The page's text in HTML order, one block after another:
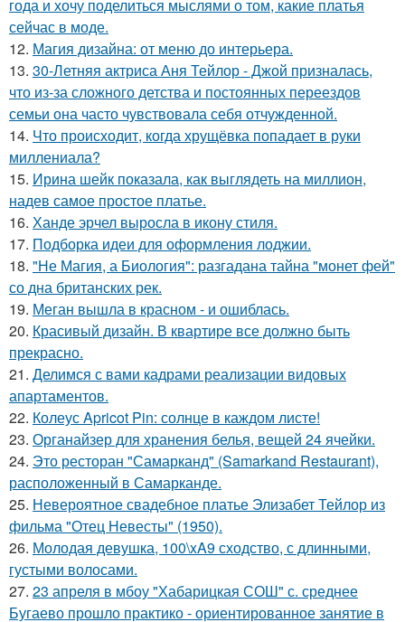
года и хочу поделиться мыслями о том, какие платья
сейчас в моде.
12. Магия дизайна: от меню до интерьера.
13. 30-Летняя актриса Аня Тейлор - Джой призналась,
что из-за сложного детства и постоянных переездов
семьи она часто чувствовала себя отчужденной.
14. Что происходит, когда хрущёвка попадает в руки
миллениала?
15. Ирина шейк показала, как выглядеть на миллион,
надев самое простое платье.
16. Ханде эрчел выросла в икону стиля.
17. Подборка идеи для оформления лоджии.
18. "Не Магия, а Биология": разгадана тайна "монет фей"
со дна британских рек.
19. Меган вышла в красном - и ошиблась.
20. Красивый дизайн. В квартире все должно быть
прекрасно.
21. Делимся с вами кадрами реализации видовых
апартаментов.
22. Колеус Apricot Pin: солнце в каждом листе!
23. Органайзер для хранения белья, вещей 24 ячейки.
24. Это ресторан "Самарканд" (Samarkand Restaurant),
расположенный в Самарканде.
25. Невероятное свадебное платье Элизабет Тейлор из
фильма "Отец Невесты" (1950).
26. Молодая девушка, 100\xA9 сходство, с длинными,
густыми волосами.
27. 23 апреля в мбоу "Хабарицкая СОШ" с. среднее
Бугаево прошло практико - ориентированное занятие в